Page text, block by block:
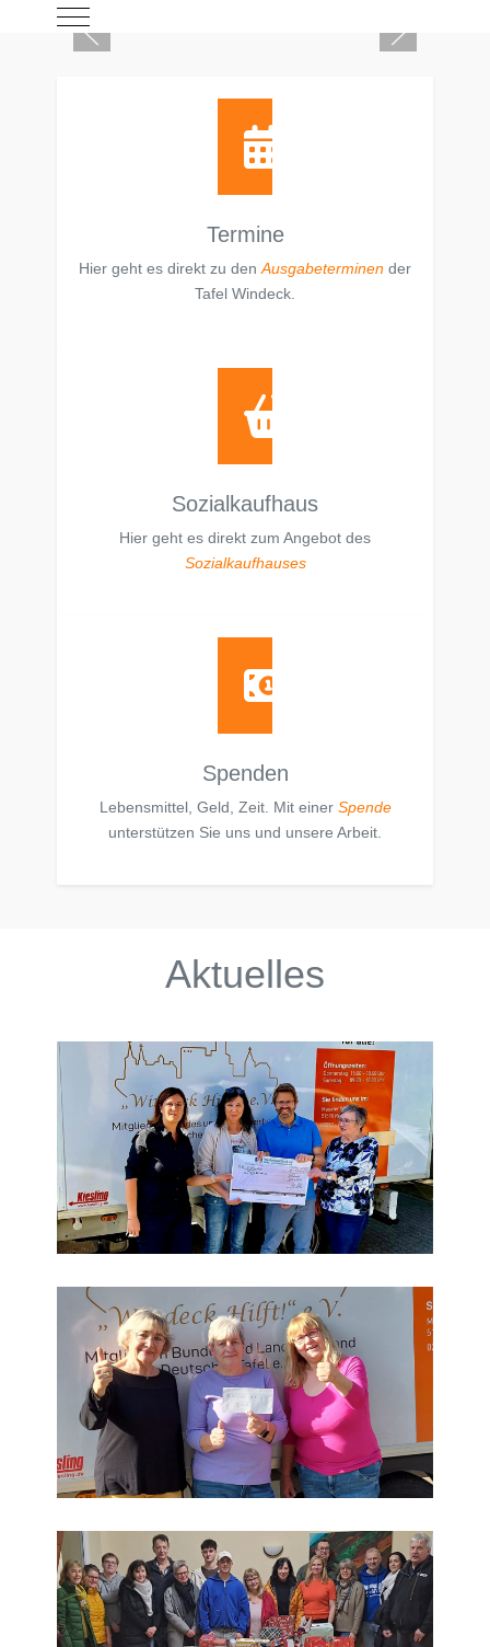
Mobile Menu Toggle
Termine
Hier geht es direkt zu den Ausgabeterminen der
Tafel Windeck.
Sozialkaufhaus
Hier geht es direkt zum Angebot des
Sozialkaufhauses
Spenden
Lebensmittel, Geld, Zeit. Mit einer Spende
unterstützen Sie uns und unsere Arbeit.
Aktuelles